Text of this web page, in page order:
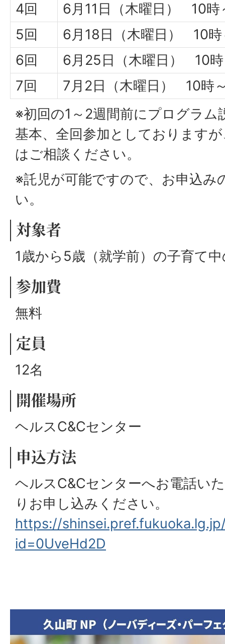
4回
6月11日（木曜日） 10時
5回
6月18日（木曜日） 10時
6回
6月25日（木曜日） 10時
7回
7月2日（木曜日） 10時
※初回の1～2週間前にプログラム
基本、全回参加としております
はご相談ください。
※託児が可能ですので、お申込み
い。
対象者
1歳から5歳（就学前）の子育て
参加費
無料
定員
12名
開催場所
ヘルスC&Cセンター
申込方法
ヘルスC&Cセンターへお電話い
りお申し込みください。
https://
id=0UveHd2D